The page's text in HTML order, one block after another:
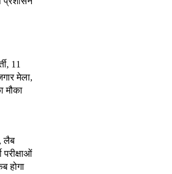
11
मेला,
मौका
लैब
होगा